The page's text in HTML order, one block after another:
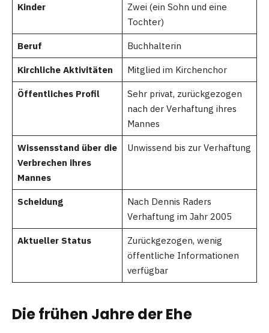
Kinder
Zwei (ein Sohn und eine
Tochter)
Beruf Buchhalterin
Kirchliche Aktivitäten Mitglied im Kirchenchor
Öffentliches Profil
Sehr privat, zurückgezogen
nach der Verhaftung ihres
Mannes
Wissensstand über die
Verbrechen ihres
Mannes
Unwissend bis zur Verhaftung
Scheidung
Nach Dennis Raders
Verhaftung im Jahr 2005
Aktueller Status
Zurückgezogen, wenig
öffentliche Informationen
verfügbar
Die frühen Jahre der Ehe